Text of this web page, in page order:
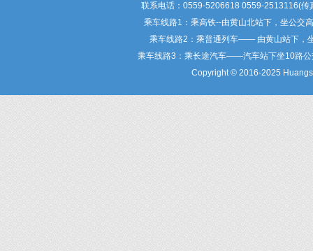
联系电话：0559-5206618 0559-2513116(
乘车线路1：乘高铁--由黄山北站下，坐公交
乘车线路2：乘普通列车—— 由黄山站下，
乘车线路3：乘长途汽车——汽车站下坐10路公
Copyright © 2016-2025